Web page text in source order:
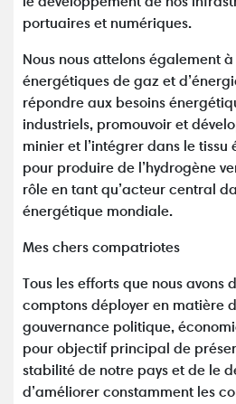
portuaires et numériques.
Nous nous attelons également
énergétiques de gaz et
répondre aux besoins
industriels, promouvoir et
minier et l’intégrer dans le
pour produire de l’hydrogène
rôle en tant qu’acteur central
énergétique mondiale.
Mes chers compatriotes
Tous les efforts que nous avons
comptons déployer en matière
gouvernance politique,
pour objectif principal de
stabilité de notre pays et de le
d’améliorer constamment les